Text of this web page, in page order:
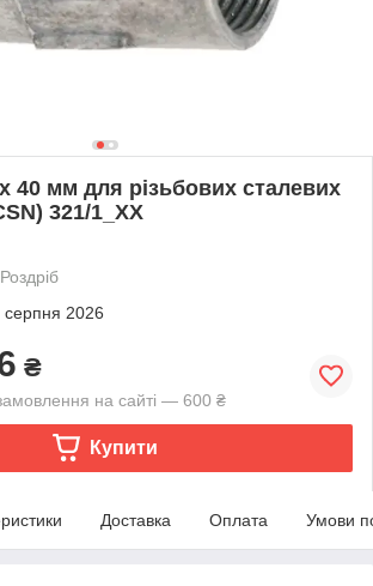
40 мм для різьбових сталевих
321/1_XX
Роздріб
серпня 2026
₴
на сайті — 600 ₴
Купити
Доставка Оплата Умови